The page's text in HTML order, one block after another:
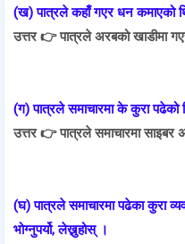
(ख) पात्रले कहाँ गएर धन कमाएको
उत्तर 👉पात्रले अरबको खाडीमा
(ग) पात्रले समाचारमा के कुरा पढेको
उत्तर 👉पात्रले समाचारमा साइबर
(घ) पात्रले समाचारमा पढेका कुरा
भोग्नुपर्यो, लेख्नुहोस् ।